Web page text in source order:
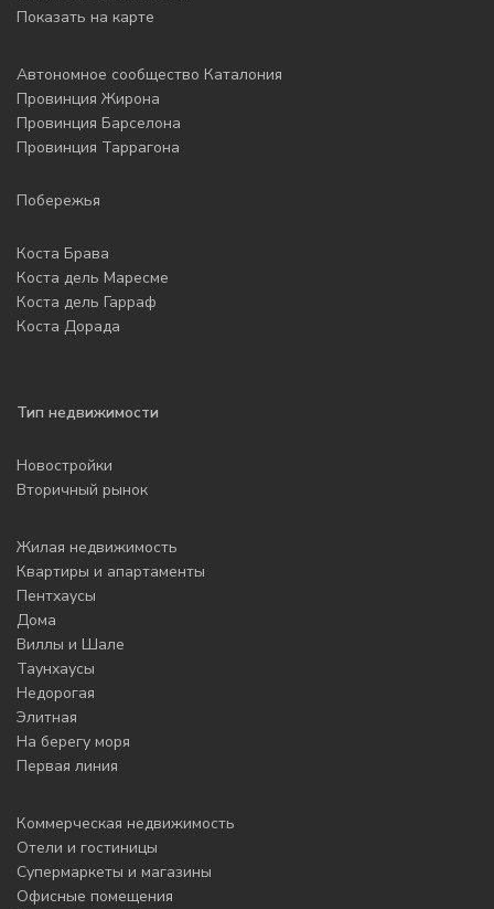
Показать на карте
Автономное сообщество Каталония
Провинция Жирона
Провинция Барселона
Провинция Таррагона
Побережья
Коста Брава
Коста дель Маресме
Коста дель Гарраф
Коста Дорада
Тип недвижимости
Новостройки
Вторичный рынок
Жилая недвижимость
Квартиры и апартаменты
Пентхаусы
Дома
Виллы и Шале
Таунхаусы
Недорогая
Элитная
На берегу моря
Первая линия
Коммерческая недвижимость
Отели и гостиницы
Супермаркеты и магазины
Офисные помещения